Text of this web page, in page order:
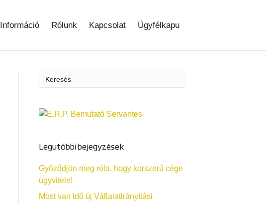
Információ Rólunk Kapcsolat Ügyfélkapu
Legutóbbi bejegyzések
Győződjön meg róla, hogy korszerű cége
ügyvitele!
Most van idő új Vállalatirányítási